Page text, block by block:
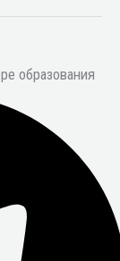
образования